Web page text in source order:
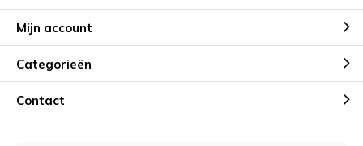
Mijn account
Categorieën
Contact